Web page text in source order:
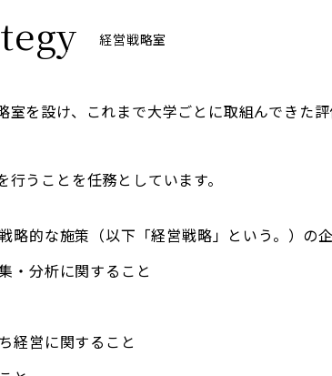
経営戦略室
を設け、これまで大学ごとに取組んできた
うことを任務としています。
略的な施策（以下「経営戦略」という。）の
・分析に関すること
経営に関すること